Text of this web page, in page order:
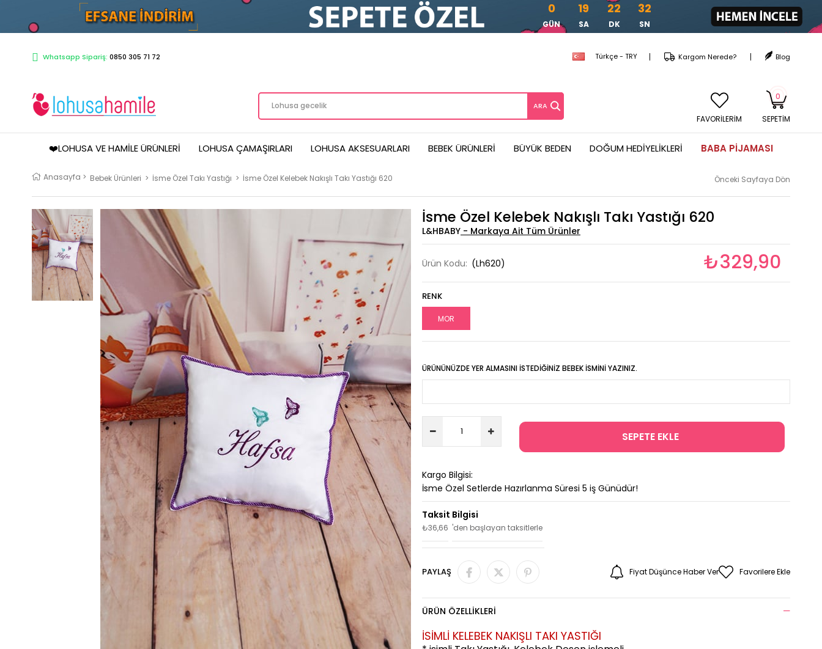
0
GÜN
19
SA
22
DK
30
SN
Whatsapp Sipariş: 0850 305 71 72 Türkçe - TRY Blog
Kargom Nerede?
SEPETIM
0
FAVORİLERİM
❤️LOHUSA VE HAMILE ÜRÜNLERI LOHUSA ÇAMAŞIRLARI LOHUSA AKSESUARLARI BEBEK ÜRÜNLERI BÜYÜK BEDEN DOĞUM HEDIYELIKLERI BABA PIJAMASI
Anasayfa > Bebek Ürünleri > İsme Özel Takı Yastığı > İsme Özel Kelebek Nakışlı Takı Yastığı 620 Önceki Sayfaya Dön
İsme Özel Kelebek Nakışlı Takı Yastığı 620
L&HBABY
Ürün Kodu: (Lh620) ₺329,90
RENK
MOR
ÜRÜNÜNÜZDE YER ALMASINI İSTEDIĞINIZ BEBEK İSMINI YAZINIZ.
Kargo Bilgisi:
İsme Özel Setlerde Hazırlanma Süresi 5 iş Günüdür!
₺36,66 'den başlayan taksitlerle
PAYLAŞ Favorilere Ekle
Fiyat Düşünce Haber Ver
ÜRÜN ÖZELLIKLERI
İSİMLİ KELEBEK NAKIŞLI TAKI YASTIĞI